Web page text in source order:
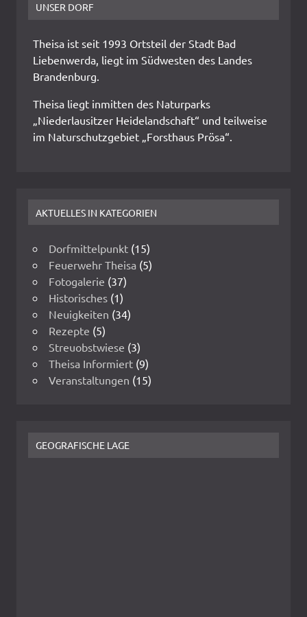
UNSER DORF
Theisa ist seit 1993 Ortsteil der Stadt Bad
Liebenwerda, liegt im Südwesten des Landes
Brandenburg.
Theisa liegt inmitten des Naturparks
„Niederlausitzer Heidelandschaft“ und teilweise
im Naturschutzgebiet „Forsthaus Prösa“.
AKTUELLES IN KATEGORIEN
Dorfmittelpunkt (15)
Feuerwehr Theisa (5)
Fotogalerie (37)
Historisches (1)
Neuigkeiten (34)
Rezepte (5)
Streuobstwiese (3)
Theisa Informiert (9)
Veranstaltungen (15)
GEOGRAFISCHE LAGE